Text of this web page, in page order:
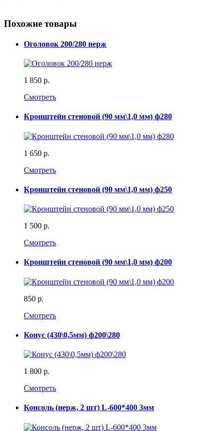
Похожие товары
Оголовок 200/280 нерж
1 850 р.
Смотреть
Кронштейн стеновой (90 мм\1,0 мм) ф280
1 650 р.
Смотреть
Кронштейн стеновой (90 мм\1,0 мм) ф250
1 500 р.
Смотреть
Кронштейн стеновой (90 мм\1,0 мм) ф200
850 р.
Смотреть
Конус (430\0,5мм) ф200\280
1 800 р.
Смотреть
Консоль (нерж, 2 шт) L-600*400 3мм